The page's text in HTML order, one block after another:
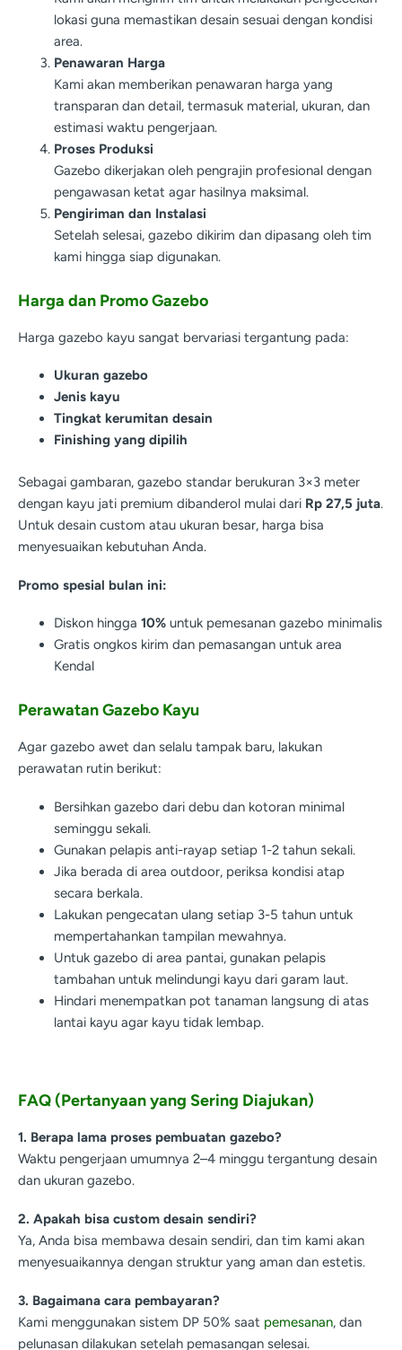
lokasi guna memastikan desain sesuai dengan kondisi
area.
Penawaran Harga
Kami akan memberikan penawaran harga yang
transparan dan detail, termasuk material, ukuran, dan
estimasi waktu pengerjaan.
Proses Produksi
Gazebo dikerjakan oleh pengrajin profesional dengan
pengawasan ketat agar hasilnya maksimal.
Pengiriman dan Instalasi
Setelah selesai, gazebo dikirim dan dipasang oleh tim
kami hingga siap digunakan.
Harga dan Promo Gazebo
Harga gazebo kayu sangat bervariasi tergantung pada:
Ukuran gazebo
Jenis kayu
Tingkat kerumitan desain
Finishing yang dipilih
Sebagai gambaran, gazebo standar berukuran 3×3 meter
dengan kayu jati premium dibanderol mulai dari Rp 27,5 juta.
Untuk desain custom atau ukuran besar, harga bisa
menyesuaikan kebutuhan Anda.
Promo spesial bulan ini:
Diskon hingga 10% untuk pemesanan gazebo minimalis
Gratis ongkos kirim dan pemasangan untuk area
Kendal
Perawatan Gazebo Kayu
Agar gazebo awet dan selalu tampak baru, lakukan
perawatan rutin berikut:
Bersihkan gazebo dari debu dan kotoran minimal
seminggu sekali.
Gunakan pelapis anti-rayap setiap 1-2 tahun sekali.
Jika berada di area outdoor, periksa kondisi atap
secara berkala.
Lakukan pengecatan ulang setiap 3-5 tahun untuk
mempertahankan tampilan mewahnya.
Untuk gazebo di area pantai, gunakan pelapis
tambahan untuk melindungi kayu dari garam laut.
Hindari menempatkan pot tanaman langsung di atas
lantai kayu agar kayu tidak lembap.
FAQ (Pertanyaan yang Sering Diajukan)
1. Berapa lama proses pembuatan gazebo?
Waktu pengerjaan umumnya 2–4 minggu tergantung desain
dan ukuran gazebo.
2. Apakah bisa custom desain sendiri?
Ya, Anda bisa membawa desain sendiri, dan tim kami akan
menyesuaikannya dengan struktur yang aman dan estetis.
3. Bagaimana cara pembayaran?
Kami menggunakan sistem DP 50% saat pemesanan, dan
pelunasan dilakukan setelah pemasangan selesai.